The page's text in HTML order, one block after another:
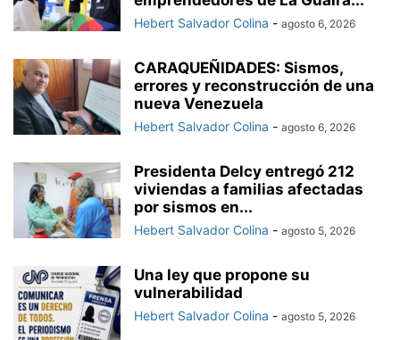
Hebert Salvador Colina - agosto 6, 2026
CARAQUEÑIDADES: Sismos,
errores y reconstrucción de una
nueva Venezuela
Hebert Salvador Colina - agosto 6, 2026
Presidenta Delcy entregó 212
viviendas a familias afectadas
por sismos en...
Hebert Salvador Colina - agosto 5, 2026
Una ley que propone su
vulnerabilidad
Hebert Salvador Colina - agosto 5, 2026